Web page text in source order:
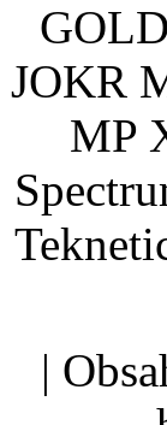
JOKR
MP
|